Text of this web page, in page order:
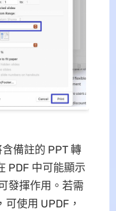
備註的 PPT 轉
PDF 中可能顯示
發揮作用。若需
使用 UPDF，